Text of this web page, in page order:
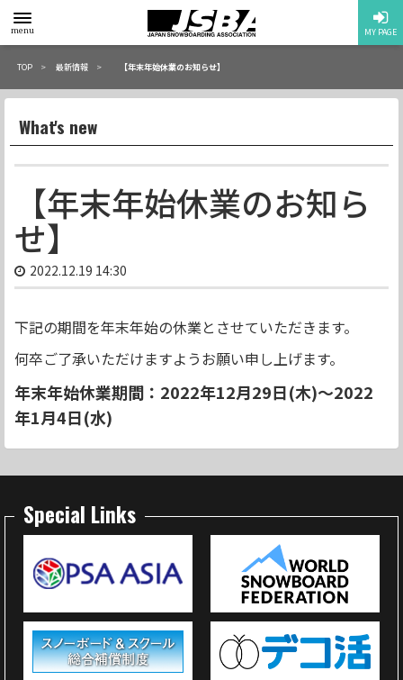
toggle
menu
menu MY PAGE
TOP 最新情報 【年末年始休業のお知らせ】
What's new
【年末年始休業のお知ら
せ】
2022.12.19 14:30
下記の期間を年末年始の休業とさせていただきます。
何卒ご了承いただけますようお願い申し上げます。
年末年始休業期間：2022年12月29日(木)〜2022
年1月4日(水)
Special Links